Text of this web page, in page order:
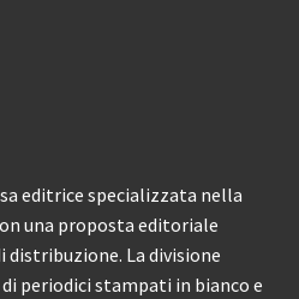
editrice specializzata nella
una proposta editoriale
distribuzione. La divisione
periodici stampati in bianco e